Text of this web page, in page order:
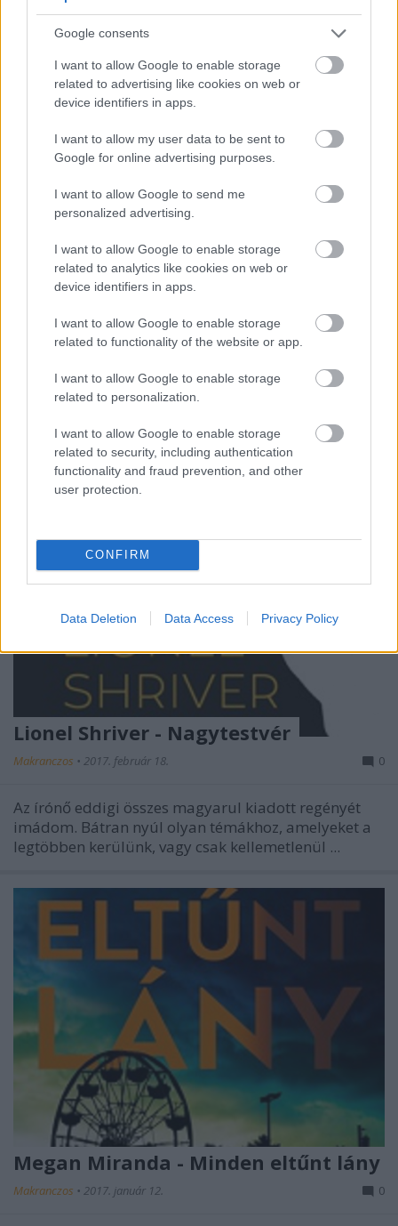
Google consents
I want to allow Google to enable storage
related to advertising like cookies on web or
device identifiers in apps.
I want to allow my user data to be sent to
Google for online advertising purposes.
I want to allow Google to send me
personalized advertising.
I want to allow Google to enable storage
related to analytics like cookies on web or
device identifiers in apps.
I want to allow Google to enable storage
related to functionality of the website or app.
I want to allow Google to enable storage
related to personalization.
I want to allow Google to enable storage
related to security, including authentication
functionality and fraud prevention, and other
user protection.
CONFIRM
Data Deletion Data Access Privacy Policy
Carlos Ruiz Zafón - Marina
Makranczos•2017. március 26.
Zafón Az Elfeledett Könyvek Temetője trilógiával
elrabolta a lelkem, ezáltal nem kérdés, hogy minden
Lionel Shriver - Nagytestvér
Makranczos • 2017. február 18. 0
Az írónő eddigi összes magyarul kiadott regényét
imádom. Bátran nyúl olyan témákhoz, amelyeket a
legtöbben kerülünk, vagy csak kellemetlenül ...
Megan Miranda - Minden eltűnt lány
Makranczos • 2017. január 12. 0